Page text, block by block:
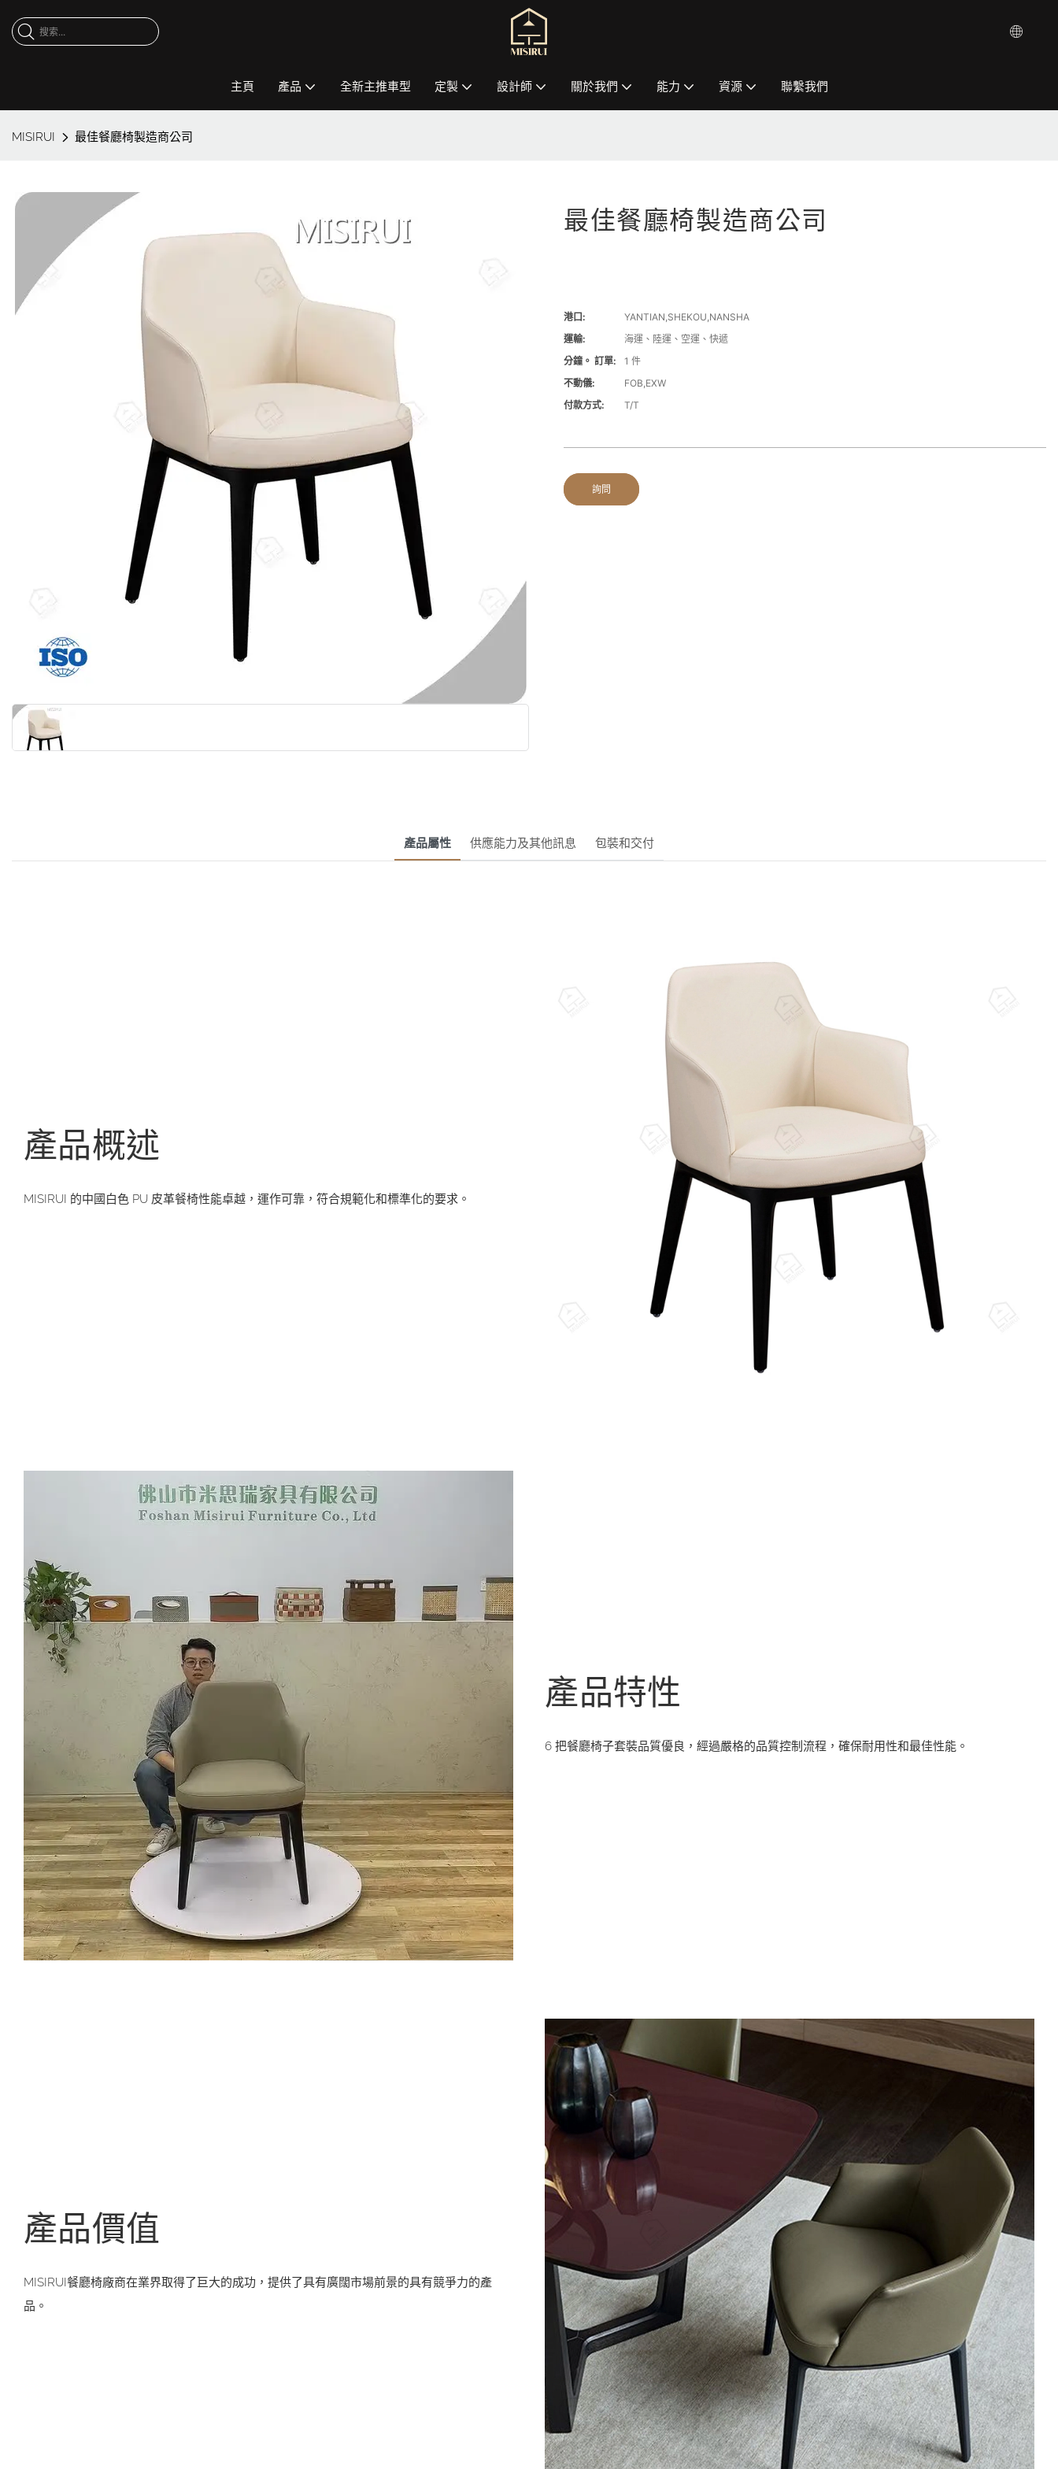
主頁 產品 全新主推車型 定製 設計師 關於我們 能力 資源 聯繫我們
MISIRUI 最佳餐廳椅製造商公司
最佳餐廳椅製造商公司
港口:
YANTIAN,SHEKOU,NANSHA
運輸:
海運、陸運、空運、快遞
分鐘。 訂單:
1 件
不動儀:
FOB,EXW
付款方式:
T/T
詢問
產品屬性 供應能力及其他訊息 包裝和交付
產品概述
MISIRUI 的中國白色 PU 皮革餐椅性能卓越，運作可靠，符合規範化和標準化的要求。
產品特性
6 把餐廳椅子套裝品質優良，經過嚴格的品質控制流程，確保耐用性和最佳性能。
產品價值
MISIRUI餐廳椅廠商在業界取得了巨大的成功，提供了具有廣闊市場前景的具有競爭力的產
品。